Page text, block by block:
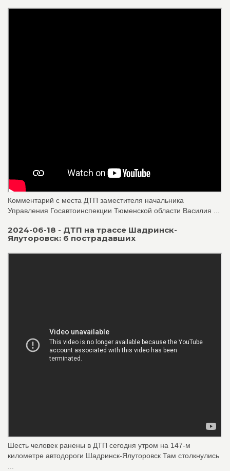
Комментарий с места ДТП заместителя начальника
Управления Госавтоинспекции Тюменской области Василия ...
2024-06-18 - ДТП на трассе Шадринск-
Ялуторовск: 6 пострадавших
Шесть человек ранены в ДТП сегодня утром на 147-м
километре автодороги Шадринск-Ялуторовск Там столкнулись